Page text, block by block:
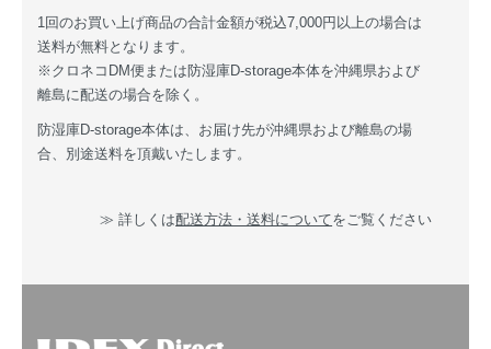
1回のお買い上げ商品の合計金額が税込7,000円以上の場合は
送料が無料となります。
※クロネコDM便または防湿庫D-storage本体を沖縄県および
離島に配送の場合を除く。
防湿庫D-storage本体は、お届け先が沖縄県および離島の場
合、別途送料を頂戴いたします。
≫ 詳しくは配送方法・送料についてをご覧ください